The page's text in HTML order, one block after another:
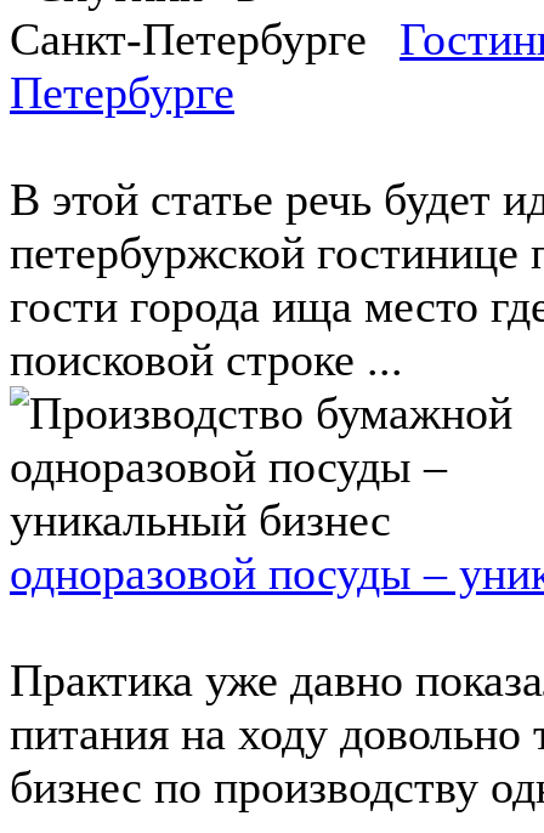
Петербурге
В этой статье речь будет
петербуржской
гости города ища место
поисковой строке ...
одноразовой посуды –
Практика уже давно
питания на ходу довольно
бизнес по производству